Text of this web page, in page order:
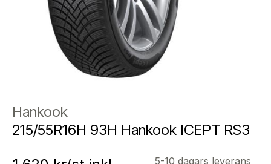
Hankook
215/55R16H 93H Hankook ICEPT RS3
5-10 dagars leverans